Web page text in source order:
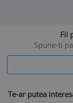
Fii
Spune-ti
Te-ar putea